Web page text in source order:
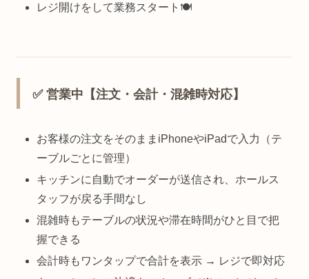
レジ開けをして業務スタート🍽️
✅ 営業中【注文・会計・混雑時対応】
お客様の注文をそのままiPhoneやiPadで入力（テ
ーブルごとに管理）
キッチンに自動でオーダーが送信され、ホールス
タッフが戻る手間なし
混雑時もテーブルの状況や滞在時間がひと目で把
握できる
会計時もワンタップで合計を表示 → レジで即対応